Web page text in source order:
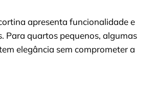
apresenta funcionalidade e
Para quartos pequenos, algumas
elegância sem comprometer a